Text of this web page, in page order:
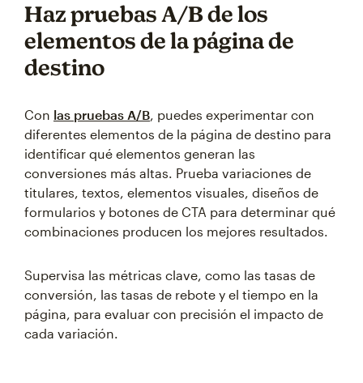
Haz pruebas A/B de los
elementos de la página de
destino
Con las pruebas A/B, puedes experimentar con
diferentes elementos de la página de destino para
identificar qué elementos generan las
conversiones más altas. Prueba variaciones de
titulares, textos, elementos visuales, diseños de
formularios y botones de CTA para determinar qué
combinaciones producen los mejores resultados.
Supervisa las métricas clave, como las tasas de
conversión, las tasas de rebote y el tiempo en la
página, para evaluar con precisión el impacto de
cada variación.